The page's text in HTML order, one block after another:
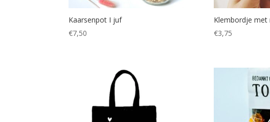
Kaarsenpot I juf
€7,50
Klembordje met
€3,75